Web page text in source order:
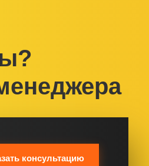
консультацию